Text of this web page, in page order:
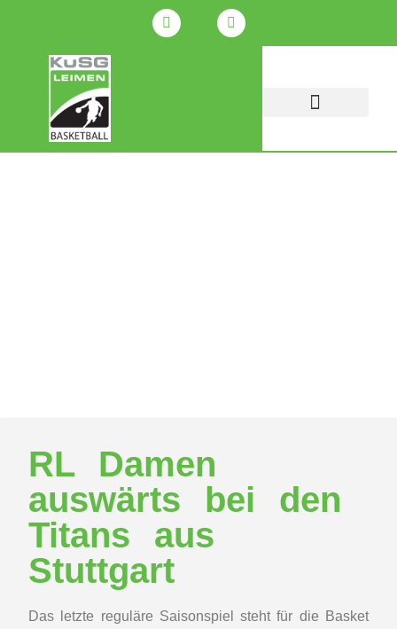
RL Damen
auswärts bei den
Titans aus
Stuttgart
Das letzte reguläre Saisonspiel steht für die Basket